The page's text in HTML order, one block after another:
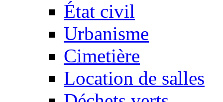
État civil
Urbanisme
Cimetière
Location de salles